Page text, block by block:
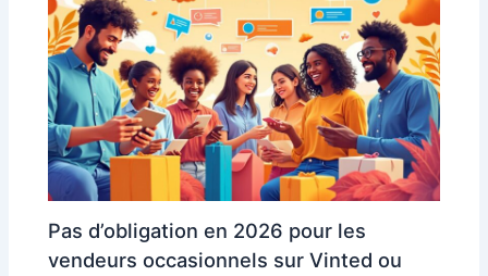
Pas d’obligation en 2026 pour les
vendeurs occasionnels sur Vinted ou